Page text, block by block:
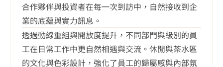
合作夥伴與投資者在每一次到訪中，自然接收到企
業的底蘊與實力訊息。
透過動線重組與開放度提升，不同部門與級別的員
工在日常工作中更自然相遇與交流。休閒與茶水區
的文化與色彩設計，強化了員工的歸屬感與內部氛